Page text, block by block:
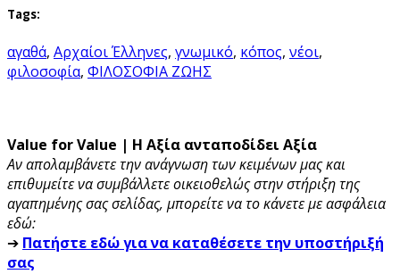
Tags:
αγαθά, Αρχαίοι Έλληνες, γνωμικό, κόπος, νέοι,
φιλοσοφία, ΦΙΛΟΣΟΦΙΑ ΖΩΗΣ
Value for Value | Η Αξία ανταποδίδει Αξία
Αν απολαμβάνετε την ανάγνωση των κειμένων μας και
επιθυμείτε να συμβάλλετε οικειοθελώς στην στήριξη της
αγαπημένης σας σελίδας, μπορείτε να το κάνετε με ασφάλεια
εδώ:
➔ Πατήστε εδώ για να καταθέσετε την υποστήριξή
σας